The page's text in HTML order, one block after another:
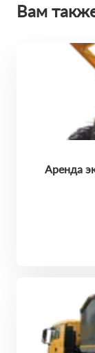
Вам
Аренда